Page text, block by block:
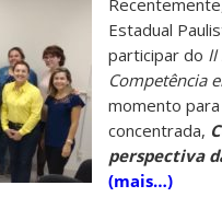
Estadual
participar do II
Competência
momento
concentrada,
perspectiva
(mais…)